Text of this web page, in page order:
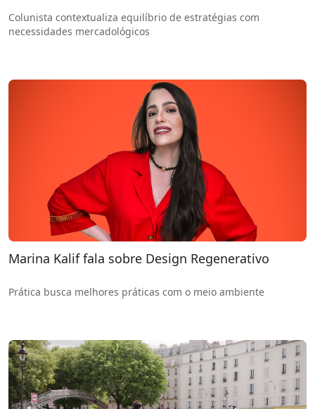
Colunista contextualiza equilíbrio de estratégias com
necessidades mercadológicos
Marina Kalif fala sobre Design Regenerativo
Prática busca melhores práticas com o meio ambiente